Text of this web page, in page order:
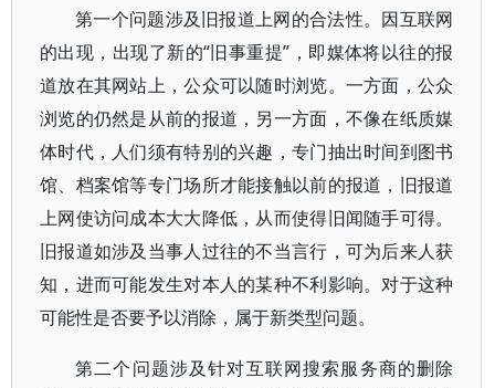
第一个问题涉及旧报道上网的合法性。因互联网
的出现，出现了新的“旧事重提”，即媒体将以往的报
道放在其网站上，公众可以随时浏览。一方面，公众
浏览的仍然是从前的报道，另一方面，不像在纸质媒
体时代，人们须有特别的兴趣，专门抽出时间到图书
馆、档案馆等专门场所才能接触以前的报道，旧报道
上网使访问成本大大降低，从而使得旧闻随手可得。
旧报道如涉及当事人过往的不当言行，可为后来人获
知，进而可能发生对本人的某种不利影响。对于这种
可能性是否要予以消除，属于新类型问题。
第二个问题涉及针对互联网搜索服务商的删除